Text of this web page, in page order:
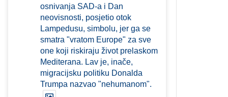
osnivanja SAD-a i Dan
neovisnosti, posjetio otok
Lampedusu, simbolu, jer ga se
smatra "vratom Europe" za sve
one koji riskiraju život prelaskom
Mediterana. Lav je, inače,
migracijsku politiku Donalda
Trumpa nazvao "nehumanom".